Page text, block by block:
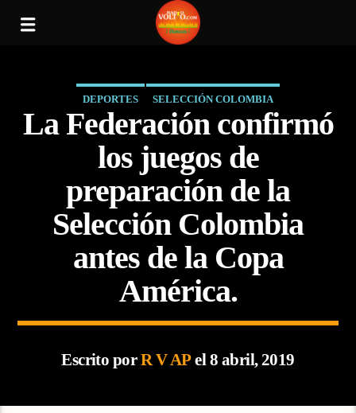
DEPORTES SELECCIÓN COLOMBIA
La Federación confirmó
los juegos de
preparación de la
Selección Colombia
antes de la Copa
América.
Escrito porR V APel 8 abril, 2019